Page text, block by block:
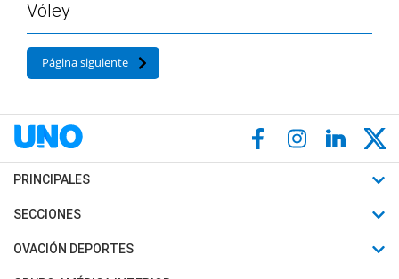
Vóley
Página siguiente
PRINCIPALES
Últimas Noticias
Política
SECCIONES
Horóscopo
OVACIÓN DEPORTES